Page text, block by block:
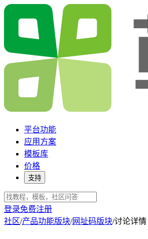
平台功能
应用方案
模板库
价格
支持
登录免费注册
社区/产品功能版块/网址码版块/讨论详情